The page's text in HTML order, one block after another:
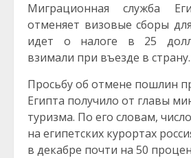
Миграционная служба
отменяет визовые сборы
идет о налоге в 25
взимали при въезде в страну.
Просьбу об отмене пошлин
Египта получило от главы
туризма. По его словам,
на египетских курортах
в декабре почти на 50